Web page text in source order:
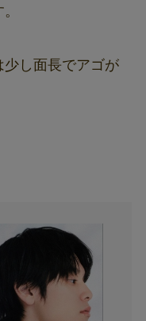
し面長でアゴが